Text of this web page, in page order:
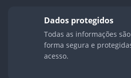
Dados protegidos
Todas as informações
forma segura e
acesso.